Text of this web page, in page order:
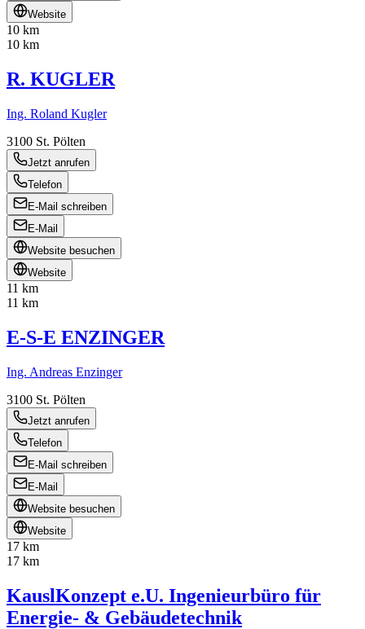
Website
10 km
10 km
R. KUGLER
Ing. Roland Kugler
3100 St. Pölten
Jetzt anrufen
Telefon
E-Mail schreiben
E-Mail
Website besuchen
Website
11 km
11 km
E-S-E ENZINGER
Ing. Andreas Enzinger
3100 St. Pölten
Jetzt anrufen
Telefon
E-Mail schreiben
E-Mail
Website besuchen
Website
17 km
17 km
KauslKonzept e.U. Ingenieurbüro für
Energie- & Gebäudetechnik